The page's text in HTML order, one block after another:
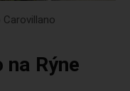
Rýne